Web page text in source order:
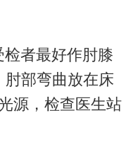
者最好作肘膝
肘部弯曲放在床
源，检查医生站